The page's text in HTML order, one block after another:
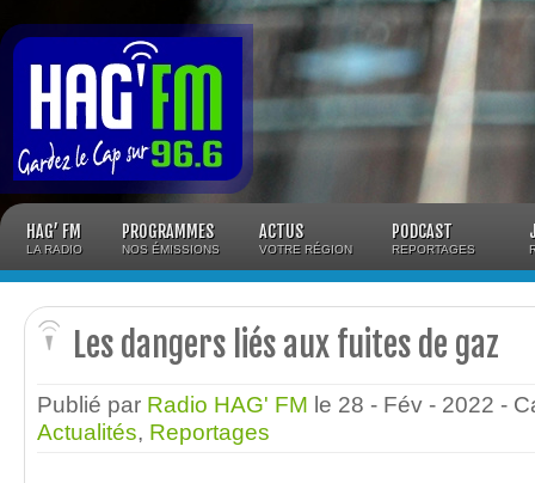
HAG’ FM
LA RADIO
PROGRAMMES
NOS ÉMISSIONS
ACTUS
VOTRE RÉGION
PODCAST
REPORTAGES
Les dangers liés aux fuites de gaz
Publié par Radio HAG' FM le 28 - Fév - 2022 -
Actualités, Reportages
Panneau de gestion des cookies